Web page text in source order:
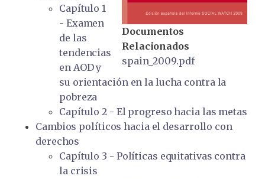
Documentos
Relacionados
spain_2009.pdf
Capítulo 1
- Examen
de las
tendencias
en AOD y
su orientación en la lucha contra la
pobreza
Capítulo 2 - El progreso hacia las metas
Cambios políticos hacia el desarrollo con
derechos
Capítulo 3 - Políticas equitativas contra
la crisis